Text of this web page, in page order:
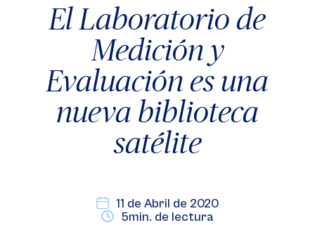
El Laboratorio de
Medición y
Evaluación es una
nueva biblioteca
satélite
11 de Abril de 2020
5min. de lectura